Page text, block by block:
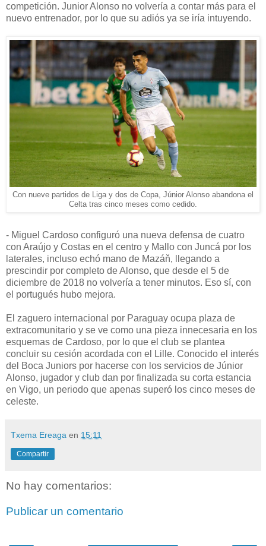
competición. Junior Alonso no volvería a contar más para el
nuevo entrenador, por lo que su adiós ya se iría intuyendo.
Con nueve partidos de Liga y dos de Copa, Júnior Alonso abandona el
Celta tras cinco meses como cedido.
- Miguel Cardoso configuró una nueva defensa de cuatro
con Araújo y Costas en el centro y Mallo con Juncá por los
laterales, incluso echó mano de Mazáň, llegando a
prescindir por completo de Alonso, que desde el 5 de
diciembre de 2018 no volvería a tener minutos. Eso sí, con
el portugués hubo mejora.
El zaguero internacional por Paraguay ocupa plaza de
extracomunitario y se ve como una pieza innecesaria en los
esquemas de Cardoso, por lo que el club se plantea
concluir su cesión acordada con el Lille. Conocido el interés
del Boca Juniors por hacerse con los servicios de Júnior
Alonso, jugador y club dan por finalizada su corta estancia
en Vigo, un periodo que apenas superó los cinco meses de
celeste.
Txema Ereaga en 15:11
Compartir
No hay comentarios:
Publicar un comentario